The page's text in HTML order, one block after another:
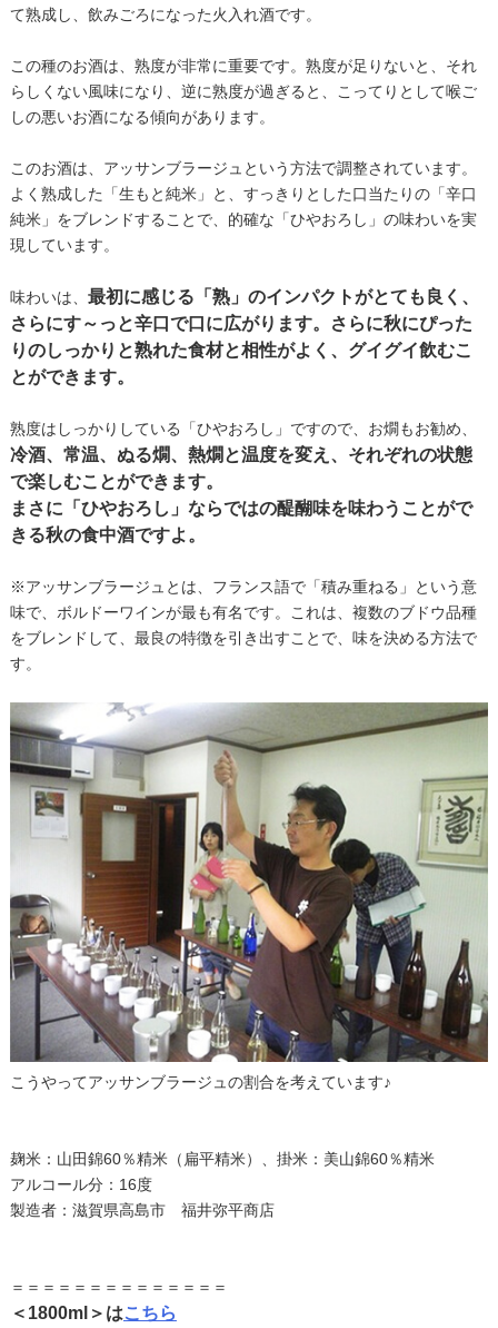
て熟成し、飲みごろになった火入れ酒です。
この種のお酒は、熟度が非常に重要です。熟度が足りないと、それ
らしくない風味になり、逆に熟度が過ぎると、こってりとして喉ご
しの悪いお酒になる傾向があります。
このお酒は、アッサンブラージュという方法で調整されています。
よく熟成した「生もと純米」と、すっきりとした口当たりの「辛口
純米」をブレンドすることで、的確な「ひやおろし」の味わいを実
現しています。
味わいは、 最初に感じる「熟」のインパクトがとても良く、
さらにす～っと辛口で口に広がります。さらに秋にぴった
りのしっかりと熟れた食材と相性がよく、グイグイ飲むこ
とができます。
熟度はしっかりしている「ひやおろし」ですので、お燗もお勧め、
冷酒、常温、ぬる燗、熱燗と温度を変え、それぞれの状態
で楽しむことができます。
まさに「ひやおろし」ならではの醍醐味を味わうことがで
きる秋の食中酒ですよ。
※アッサンブラージュとは、フランス語で「積み重ねる」という意
味で、ボルドーワインが最も有名です。これは、複数のブドウ品種
をブレンドして、最良の特徴を引き出すことで、味を決める方法で
す。
こうやってアッサンブラージュの割合を考えています♪
麹米：山田錦60％精米（扁平精米）、掛米：美山錦60％精米
アルコール分：16度
製造者：滋賀県高島市 福井弥平商店
＝＝＝＝＝＝＝＝＝＝＝＝＝＝
＜1800ml＞はこちら